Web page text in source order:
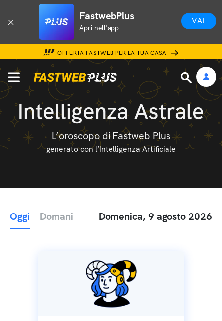
FastwebPlus
Apri nell'app
VAI
OFFERTA FASTWEB PER LA TUA CASA
Intelligenza Astrale
L’oroscopo di Fastweb Plus
generato con l’Intelligenza Artificiale
Oggi Domani Domenica, 9 agosto 2026